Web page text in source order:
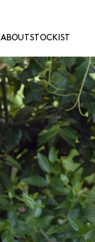
ABOUTSTOCKIST